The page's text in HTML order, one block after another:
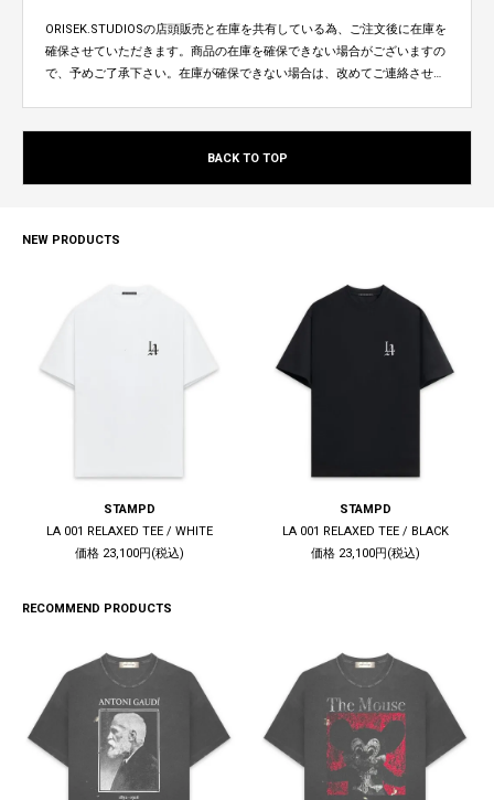
ORISEK.STUDIOSの店頭販売と在庫を共有している為、ご注文後に在庫を
確保させていただきます。商品の在庫を確保できない場合がございますの
で、予めご了承下さい。在庫が確保できない場合は、改めてご連絡させて
BACK TO TOP
NEW PRODUCTS
STAMPD
LA 001 RELAXED TEE / WHITE
価格 23,100円(税込)
STAMPD
LA 001 RELAXED TEE / BLACK
価格 23,100円(税込)
RECOMMEND PRODUCTS